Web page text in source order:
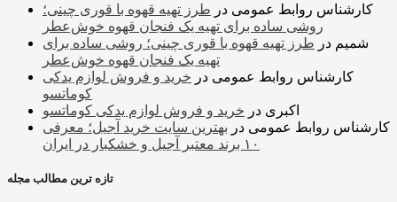
کارشناس روابط عمومی در طرز تهیه قهوه با قوری چینی؛
روشی ساده برای تهیه یک فنجان قهوه خوش‌عطر
شمیم در طرز تهیه قهوه با قوری چینی؛ روشی ساده برای
تهیه یک فنجان قهوه خوش‌عطر
کارشناس روابط عمومی در خرید و فروش لوازم یدکی
کوماتسو
اکبری در خرید و فروش لوازم یدکی کوماتسو
کارشناس روابط عمومی در بهترین سایت خرید آجیل؛ معرفی
۱۰ برند معتبر آجیل و خشکبار در ایران
تازه ترین مطالب مجله